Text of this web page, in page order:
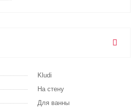
Kludi
На стену
Для ванны